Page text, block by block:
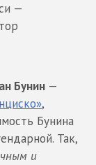
—
Бунин —
,
Бунина
Так,
и